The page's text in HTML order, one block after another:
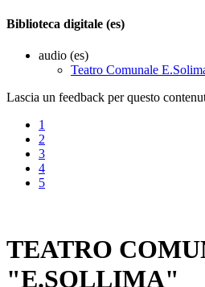
Biblioteca digitale (es)
audio (es)
Teatro Comunale
Lascia un feedback per questo
1
2
3
4
5
TEATRO
"E.SOLLIMA"